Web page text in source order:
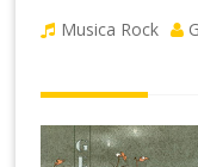
Musica Rock